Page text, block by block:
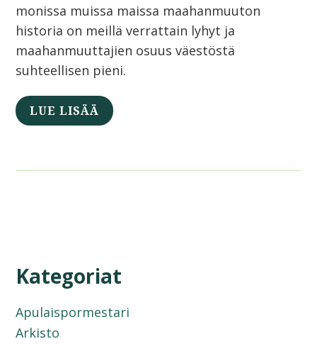
monissa muissa maissa maahanmuuton
historia on meillä verrattain lyhyt ja
maahanmuuttajien osuus väestöstä
suhteellisen pieni.
LUE LISÄÄ
Kategoriat
Apulaispormestari
Arkisto